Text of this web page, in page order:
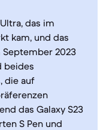
das im
kam, und das
September 2023
beides
die auf
das Galaxy S23
S Pen und